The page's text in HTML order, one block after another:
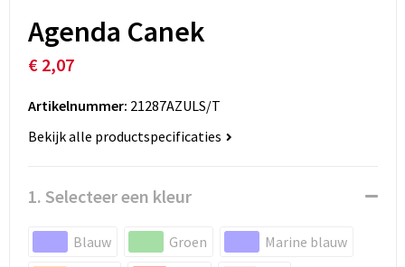
Agenda Canek
€ 2,07
Artikelnummer: 21287AZULS/T
Bekijk alle productspecificaties
1. Selecteer een kleur
Blauw Groen
Marine blauw